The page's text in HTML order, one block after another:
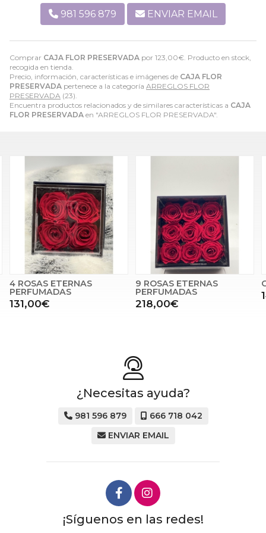
Comprar CAJA FLOR PRESERVADA por 123,00€. Producto en stock,
recogida en tienda.
Precio, información, características e imágenes de CAJA FLOR
PRESERVADA pertenece a la categoría ARREGLOS FLOR
PRESERVADA (23).
Encuentra productos relacionados y de similares características a CAJA
FLOR PRESERVADA en "ARREGLOS FLOR PRESERVADA".
981 596 879 ENVIAR EMAIL
9 ROSAS ETERNAS
PERFUMADAS
CAJA FLOR
¿Necesitas ayuda?
981 596 879
666 718 042
ENVIAR EMAIL
¡Síguenos en las redes!